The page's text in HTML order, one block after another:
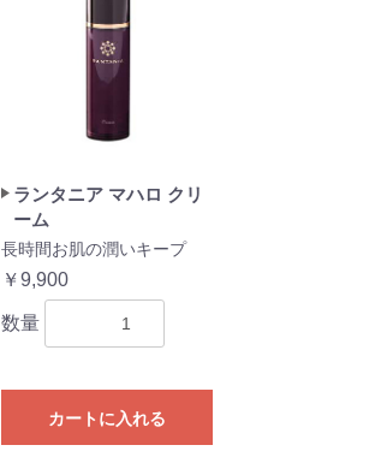
ランタニア マハロ クリ
ーム
長時間お肌の潤いキープ
￥9,900
数量
カートに入れる